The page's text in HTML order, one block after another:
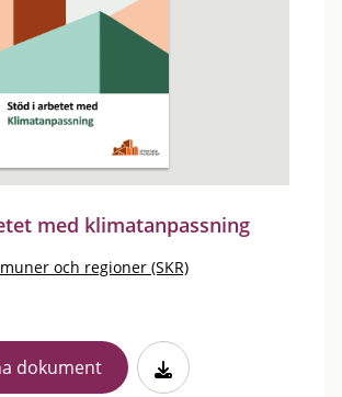
med klimatanpassning
och regioner (SKR)
dokument